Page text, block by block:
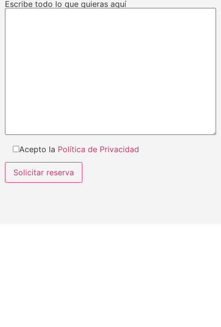
Escribe todo lo que quieras aquí
Acepto la Política de Privacidad